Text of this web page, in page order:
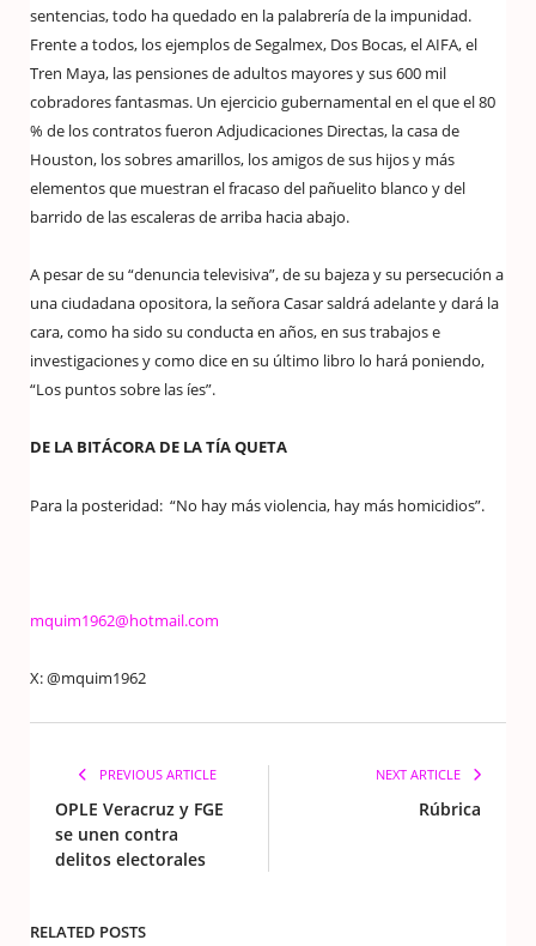
sentencias, todo ha quedado en la palabrería de la impunidad.
Frente a todos, los ejemplos de Segalmex, Dos Bocas, el AIFA, el
Tren Maya, las pensiones de adultos mayores y sus 600 mil
cobradores fantasmas. Un ejercicio gubernamental en el que el 80
% de los contratos fueron Adjudicaciones Directas, la casa de
Houston, los sobres amarillos, los amigos de sus hijos y más
elementos que muestran el fracaso del pañuelito blanco y del
barrido de las escaleras de arriba hacia abajo.
A pesar de su “denuncia televisiva”, de su bajeza y su persecución a
una ciudadana opositora, la señora Casar saldrá adelante y dará la
cara, como ha sido su conducta en años, en sus trabajos e
investigaciones y como dice en su último libro lo hará poniendo,
“Los puntos sobre las íes”.
DE LA BITÁCORA DE LA TÍA QUETA
Para la posteridad: “No hay más violencia, hay más homicidios”.
mquim1962@hotmail.com
X: @mquim1962
PREVIOUS ARTICLE
OPLE Veracruz y FGE
se unen contra
delitos electorales
NEXT ARTICLE
Rúbrica
RELATED POSTS